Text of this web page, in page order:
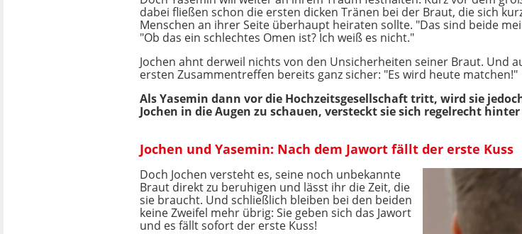
dabei fließen schon die ersten dicken Tränen bei der Braut, die sich
Menschen an ihrer Seite überhaupt heiraten sollte. "Das sind beide
"Ob das ein schlechtes Omen ist? Ich weiß es nicht."
Jochen ahnt derweil nichts von den Unsicherheiten seiner Braut. Und
ersten Zusammentreffen bereits ganz sicher: "Es wird heute matchen!"
Als Yasemin dann vor die Hochzeitsgesellschaft tritt, wird sie
Jochen in die Augen zu schauen, versteckt sie sich regelrecht
Jochen und Yasemin: Nach dem Jawort fällt der erste Kuss
Doch Jochen versteht es, seine noch unbekannte
Braut direkt zu beruhigen und lässt ihr die Zeit, die
sie braucht. Und schließlich bleiben bei den beiden
keine Zweifel mehr übrig: Sie geben sich das Jawort
und es fällt sofort der erste Kuss!